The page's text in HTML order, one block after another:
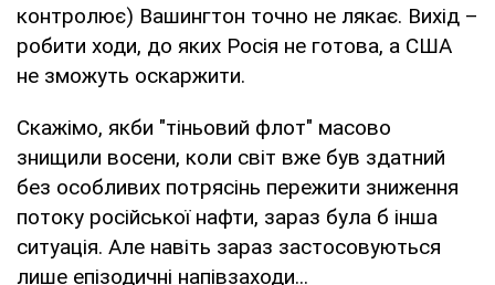
контролює) Вашингтон точно не лякає. Вихід –
робити ходи, до яких Росія не готова, а США
не зможуть оскаржити.
Скажімо, якби "тіньовий флот" масово
знищили восени, коли світ вже був здатний
без особливих потрясінь пережити зниження
потоку російської нафти, зараз була б інша
ситуація. Але навіть зараз застосовуються
лише епізодичні напівзаходи...